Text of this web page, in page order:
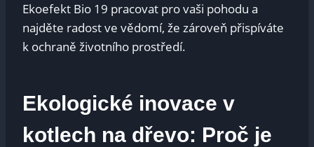
Ekoefekt Bio 19 pracovat pro vaši pohodu a
najděte radost ve vědomí, že zároveň přispíváte
k ochraně životního prostředí.
Ekologické inovace v
kotlech na dřevo: Proč je